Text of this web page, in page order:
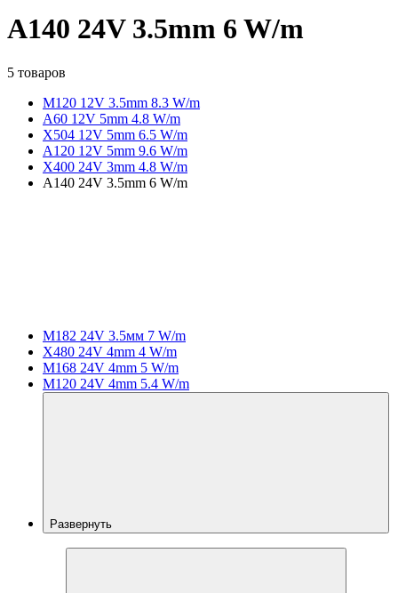
A140 24V 3.5mm 6 W/m
5 товаров
M120 12V 3.5mm 8.3 W/m
A60 12V 5mm 4.8 W/m
X504 12V 5mm 6.5 W/m
A120 12V 5mm 9.6 W/m
X400 24V 3mm 4.8 W/m
A140 24V 3.5mm 6 W/m
M182 24V 3.5мм 7 W/m
X480 24V 4mm 4 W/m
M168 24V 4mm 5 W/m
M120 24V 4mm 5.4 W/m
Развернуть